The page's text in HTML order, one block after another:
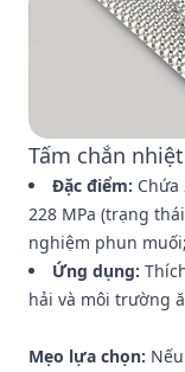
Tấm chắn
Đặc điểm: Chứa
228 MPa (trạng
nghiệm phun muối;
Ứng dụng:
hải và môi trường
Mẹo lựa chọn: